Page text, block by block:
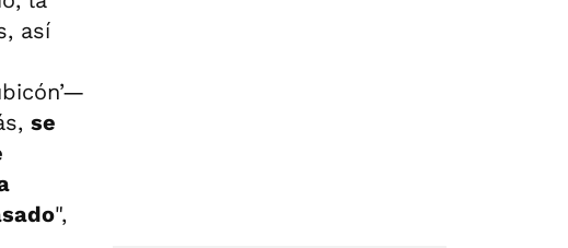
así
se
",